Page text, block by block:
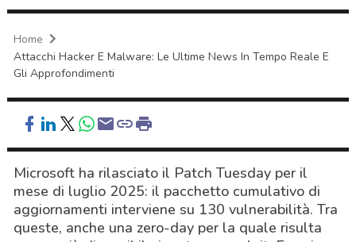
Home
Attacchi Hacker E Malware: Le Ultime News In Tempo Reale E
Gli Approfondimenti
Microsoft ha rilasciato il Patch Tuesday per il
mese di luglio 2025: il pacchetto cumulativo di
aggiornamenti interviene su 130 vulnerabilità. Tra
queste, anche una zero-day per la quale risulta